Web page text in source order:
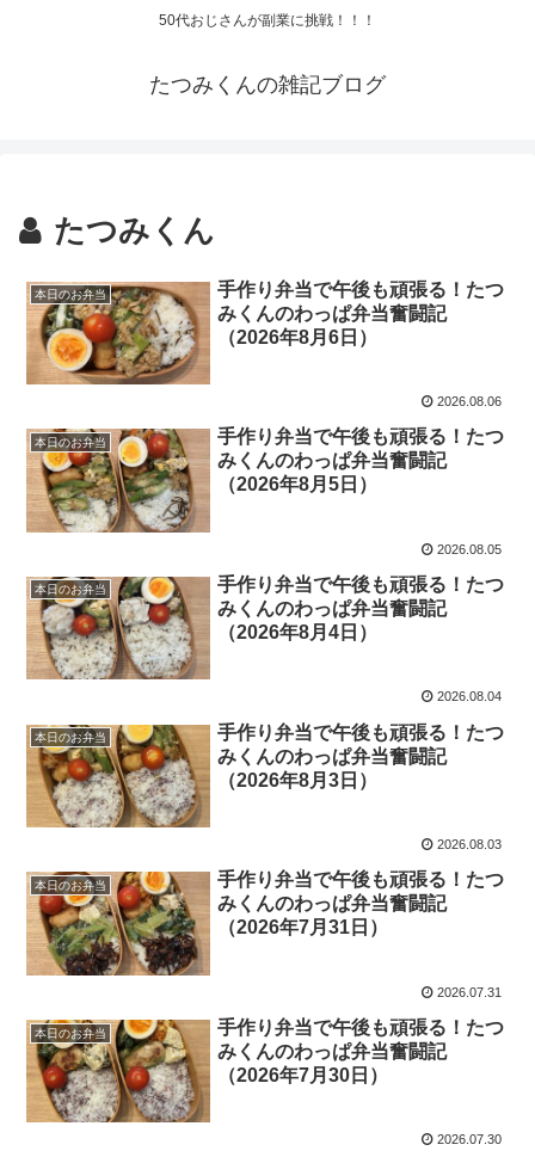
50代おじさんが副業に挑戦！！！
たつみくんの雑記ブログ
たつみくん
本日のお弁当
手作り弁当で午後も頑張る！たつ
みくんのわっぱ弁当奮闘記
（2026年8月6日）
2026.08.06
本日のお弁当
手作り弁当で午後も頑張る！たつ
みくんのわっぱ弁当奮闘記
（2026年8月5日）
2026.08.05
本日のお弁当
手作り弁当で午後も頑張る！たつ
みくんのわっぱ弁当奮闘記
（2026年8月4日）
2026.08.04
本日のお弁当
手作り弁当で午後も頑張る！たつ
みくんのわっぱ弁当奮闘記
（2026年8月3日）
2026.08.03
本日のお弁当
手作り弁当で午後も頑張る！たつ
みくんのわっぱ弁当奮闘記
（2026年7月31日）
2026.07.31
本日のお弁当
手作り弁当で午後も頑張る！たつ
みくんのわっぱ弁当奮闘記
（2026年7月30日）
2026.07.30